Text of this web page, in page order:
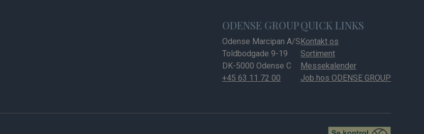
ODENSE GROUP
Odense Marcipan A/S
Toldbodgade 9-19
DK-5000 Odense C
+45 63 11 72 00
QUICK LINKS
Kontakt os
Sortiment
Messekalender
Job hos ODENSE GROUP